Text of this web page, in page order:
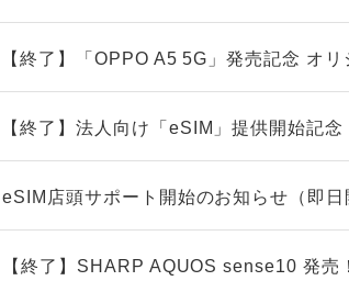
【終了】「OPPO A5 5G」発売記念 オ
【終了】法人向け「eSIM」提供開始記
eSIM店頭サポート開始のお知らせ（即日
【終了】SHARP AQUOS sense10 発